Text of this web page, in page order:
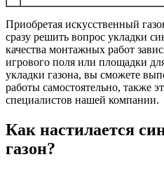
Приобретая искусственный
сразу решить вопрос укладки
качества монтажных работ
игрового поля или площадки
укладки газона, вы сможете
работы самостоятельно, также
специалистов нашей компании.
Как настилается
газон?